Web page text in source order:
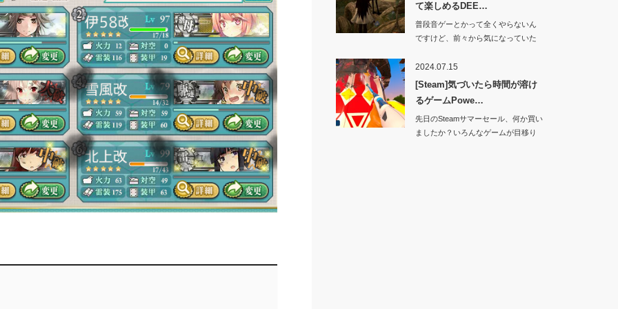
て楽しめるDEE…
普段音ゲーとかって全くやらないん
ですけど、前々から気になっていた
2024.07.15
[Steam]気づいたら時間が溶け
るゲームPowe…
先日のSteamサマーセール、何か買い
ましたか？いろんなゲームが目移り